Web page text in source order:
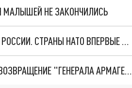
МАЛЫШЕЙ НЕ ЗАКОНЧИЛИСЬ
"ОЧЕНЬ ПЛОХИЕ НОВОСТИ": БОЛЬШАЯ ОШИБКА PALANTIR В РОССИИ. СТРАНЫ НАТО ВПЕРВЫЕ ЗА СВО ОСТАНОВИЛИ ПОСТАВКИ ОРУЖИЯ. ВСУ ТЕРЯЮТ ПРИГРАНИЧЬЕ?
ТРИ ГЛАВНЫХ ИНСАЙДА ОБ СВО. ОТМЕНА МОБИЛИЗАЦИИ И ВОЗВРАЩЕНИЕ "ГЕНЕРАЛА АРМАГЕДДОНА"? ОТЛИЧНЫЕ НОВОСТИ, КОТОРЫЕ ЖДАЛИ ВСЕ